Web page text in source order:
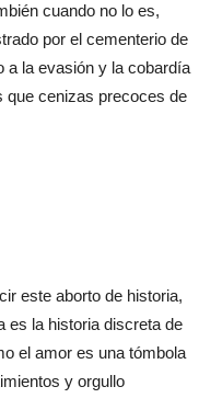
cuando no lo es,
por el cementerio de
a la evasión y la cobardía
que cenizas precoces de
este aborto de historia,
es la historia discreta de
el amor es una tómbola
y orgullo